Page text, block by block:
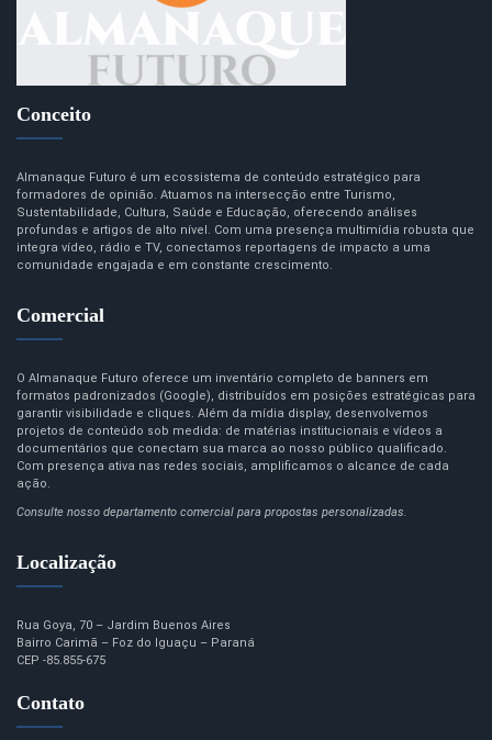
Conceito
Almanaque Futuro é um ecossistema de conteúdo estratégico para
formadores de opinião. Atuamos na intersecção entre Turismo,
Sustentabilidade, Cultura, Saúde e Educação, oferecendo análises
profundas e artigos de alto nível. Com uma presença multimídia robusta que
integra vídeo, rádio e TV, conectamos reportagens de impacto a uma
comunidade engajada e em constante crescimento.
Comercial
O Almanaque Futuro oferece um inventário completo de banners em
formatos padronizados (Google), distribuídos em posições estratégicas para
garantir visibilidade e cliques. Além da mídia display, desenvolvemos
projetos de conteúdo sob medida: de matérias institucionais e vídeos a
documentários que conectam sua marca ao nosso público qualificado.
Com presença ativa nas redes sociais, amplificamos o alcance de cada
ação.
Consulte nosso departamento comercial para propostas personalizadas.
Localização
Rua Goya, 70 – Jardim Buenos Aires
Bairro Carimã – Foz do Iguaçu – Paraná
CEP -85.855-675
Contato